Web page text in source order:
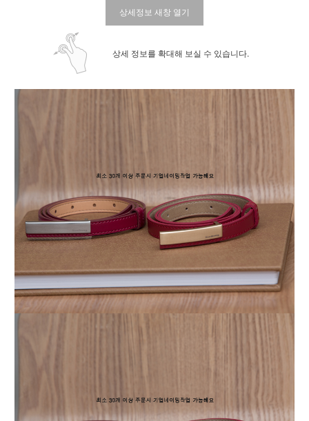
상세정보 새창 열기
상세 정보를 확대해 보실 수 있습니다.